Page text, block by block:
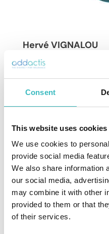
Consent
This website uses cookies
We use cookies to
provide social media
We also share information
our social media,
may combine it with other
provided to them or that
of their services.
Hervé VIGNALOU
Partner, Head of
A propos
Addactis fournit
et logicielles de
monde entier. Nos
technologiques sont